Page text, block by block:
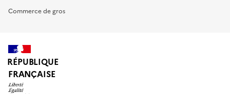
Commerce de gros
RÉPUBLIQUE
FRANÇAISE